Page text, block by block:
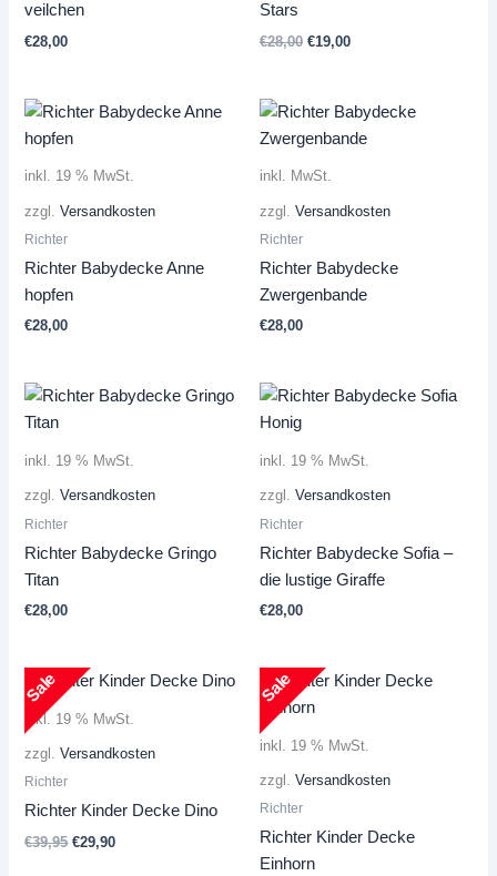
veilchen
€28,00
Stars
€28,00 Ursprünglicher
€19,00Aktueller
inkl. 19 % MwSt.
zzgl.Versandkosten
Richter
Richter Babydecke Anne
hopfen
€28,00
inkl. MwSt.
zzgl. Versandkosten
Richter
Richter Babydecke
Zwergenbande
€28,00
inkl. 19 % MwSt.
zzgl.Versandkosten
Richter
Richter Babydecke Gringo
Titan
€28,00
inkl. 19 % MwSt.
zzgl. Versandkosten
Richter
Richter Babydecke Sofia –
die lustige Giraffe
€28,00
inkl. 19 % MwSt.
zzgl.Versandkosten
Richter
Richter Kinder Decke Dino
€39,95 Ursprünglicher
€29,90Aktueller
Sale
inkl. 19 % MwSt.
zzgl. Versandkosten
Richter
Richter Kinder Decke
Einhorn
Sale